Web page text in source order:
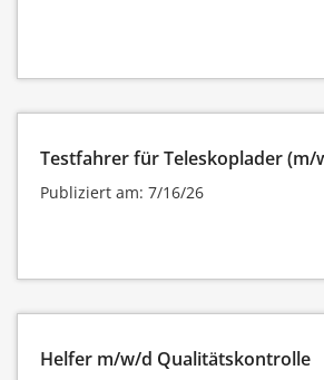
Testfahrer für Teleskoplader (m/
Publiziert am: 7/16/26
Helfer m/w/d Qualitätskontrolle